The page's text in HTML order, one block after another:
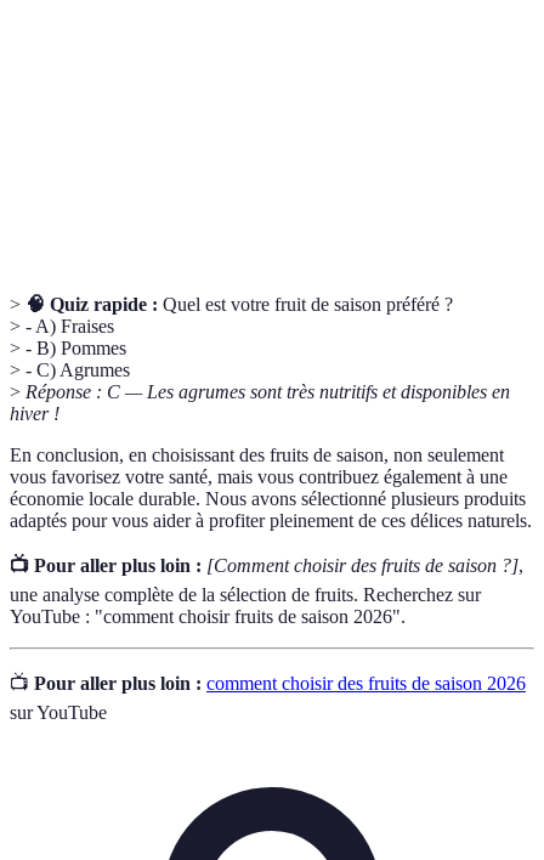
> 🧠 Quiz rapide : Quel est votre fruit de saison préféré ?
> - A) Fraises
> - B) Pommes
> - C) Agrumes
> Réponse : C — Les agrumes sont très nutritifs et disponibles en
hiver !
En conclusion, en choisissant des fruits de saison, non seulement
vous favorisez votre santé, mais vous contribuez également à une
économie locale durable. Nous avons sélectionné plusieurs produits
adaptés pour vous aider à profiter pleinement de ces délices naturels.
📺 Pour aller plus loin : [Comment choisir des fruits de saison ?],
une analyse complète de la sélection de fruits. Recherchez sur
YouTube : "comment choisir fruits de saison 2026".
📺 Pour aller plus loin : comment choisir des fruits de saison 2026
sur YouTube